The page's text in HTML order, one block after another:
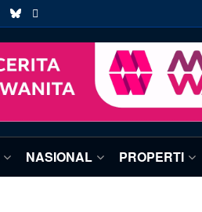
NASIONAL PROPERTI